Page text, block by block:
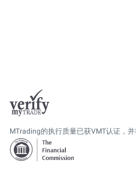
MTrading的执行质量已获VMT认证，并